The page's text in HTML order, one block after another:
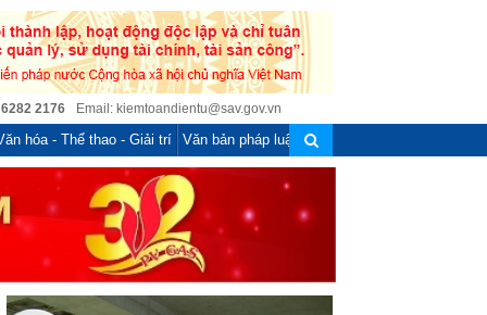
2176 Email: kiemtoandientu@sav.gov.vn
hóa - Thể thao - Giải trí Văn bản pháp luật